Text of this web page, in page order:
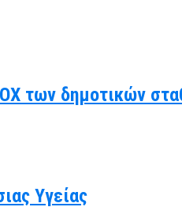
των δημοτικών
Υγείας